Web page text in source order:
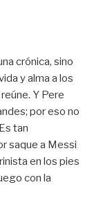
crónica, sino
y alma a los
Y Pere
por eso no
tan
saque a Messi
en los pies
con la